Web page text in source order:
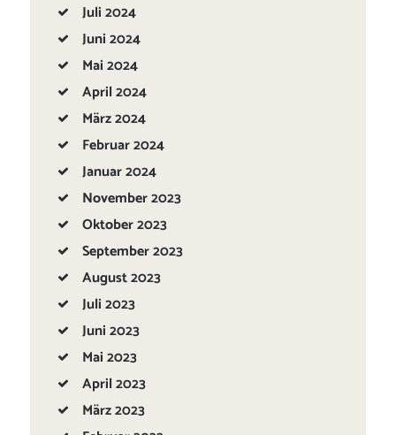
Juli2024
Juni2024
Mai2024
April2024
März2024
Februar2024
Januar2024
November2023
Oktober2023
September2023
August2023
Juli2023
Juni2023
Mai2023
April2023
März2023